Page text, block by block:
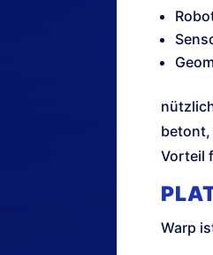
betont,
Vorteil
Warp